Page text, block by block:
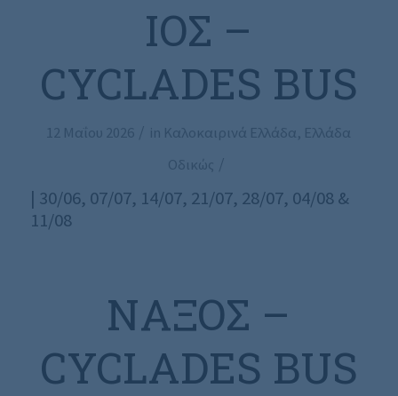
ΊΟΣ –
CYCLADES BUS
12 Μαΐου 2026 / in Καλοκαιρινά Ελλάδα, Ελλάδα
Οδικώς /
| 30/06, 07/07, 14/07, 21/07, 28/07, 04/08 &
11/08
ΝΆΞΟΣ –
CYCLADES BUS